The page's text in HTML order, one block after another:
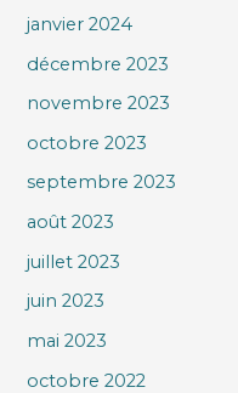
janvier 2024
décembre 2023
novembre 2023
octobre 2023
septembre 2023
août 2023
juillet 2023
juin 2023
mai 2023
octobre 2022